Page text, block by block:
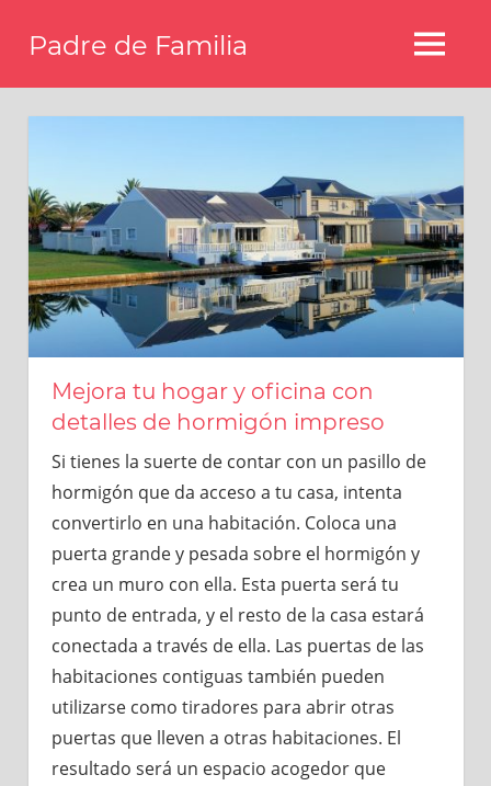
Padre de Familia MENÚ
Mejora tu hogar y oficina con
detalles de hormigón impreso
Si tienes la suerte de contar con un pasillo de
hormigón que da acceso a tu casa, intenta
convertirlo en una habitación. Coloca una
puerta grande y pesada sobre el hormigón y
crea un muro con ella. Esta puerta será tu
punto de entrada, y el resto de la casa estará
conectada a través de ella. Las puertas de las
habitaciones contiguas también pueden
utilizarse como tiradores para abrir otras
puertas que lleven a otras habitaciones. El
resultado será un espacio acogedor que